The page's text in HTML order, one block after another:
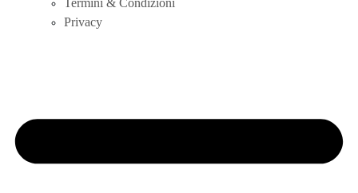
Termini & Condizioni
Privacy